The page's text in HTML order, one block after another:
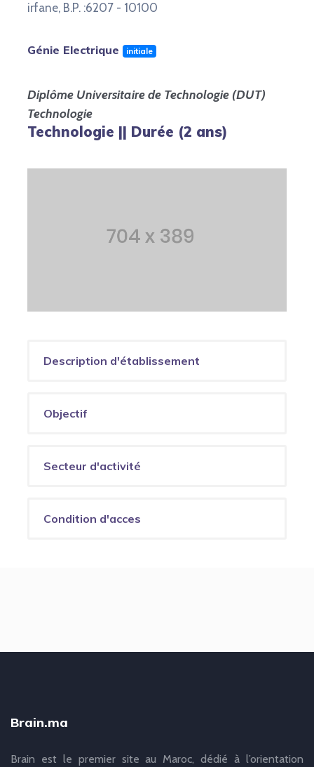
irfane, B.P. :6207 - 10100
Génie Electrique initiale
Diplôme Universitaire de Technologie (DUT)
Technologie
Technologie || Durée (2 ans)
Description d'établissement
Objectif
Secteur d'activité
Condition d'acces
Brain.ma
Brain est le premier site au Maroc, dédié à l’orientation